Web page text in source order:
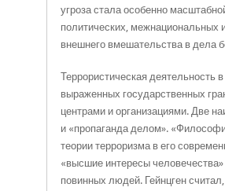
угроза стала особенно
политических, межнациональных
внешнего вмешательства в дела
Террористическая деятельность
выраженных государственных
центрами и организациями. Две
и «пропаганда делом».
теории терроризма в его
«высшие интересы
повинных людей. Гейнцген